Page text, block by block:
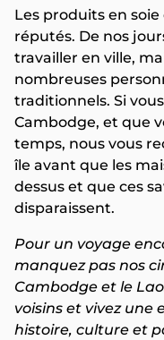
Les produits en
réputés. De nos
travailler en ville,
nombreuses
traditionnels. Si
Cambodge, et que
temps, nous vous
île avant que les
dessus et que ces
disparaissent.
Pour un voyage
manquez pas nos
Cambodge et le
voisins et vivez une
histoire, culture et